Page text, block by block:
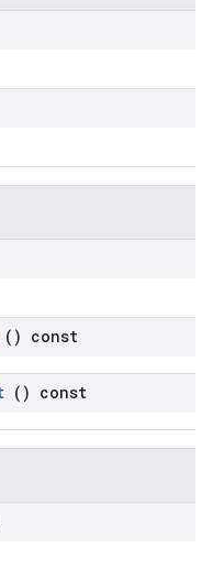
() const
() const